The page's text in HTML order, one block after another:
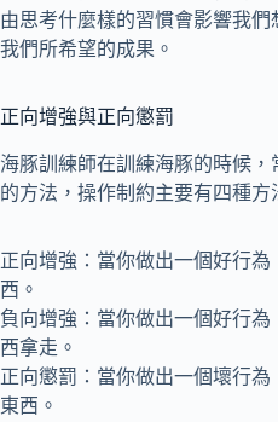
由思考什麼樣的習慣會影響我
我們所希望的成果。
正向增強與正向懲罰
海豚訓練師在訓練海豚的時候
的方法，操作制約主要有四種方
正向增強：當你做出一個好行
西。
負向增強：當你做出一個好行
西拿走。
正向懲罰：當你做出一個壞行
東西。